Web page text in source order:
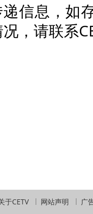
信息，如
，请联系
于CETV 网站声明 广